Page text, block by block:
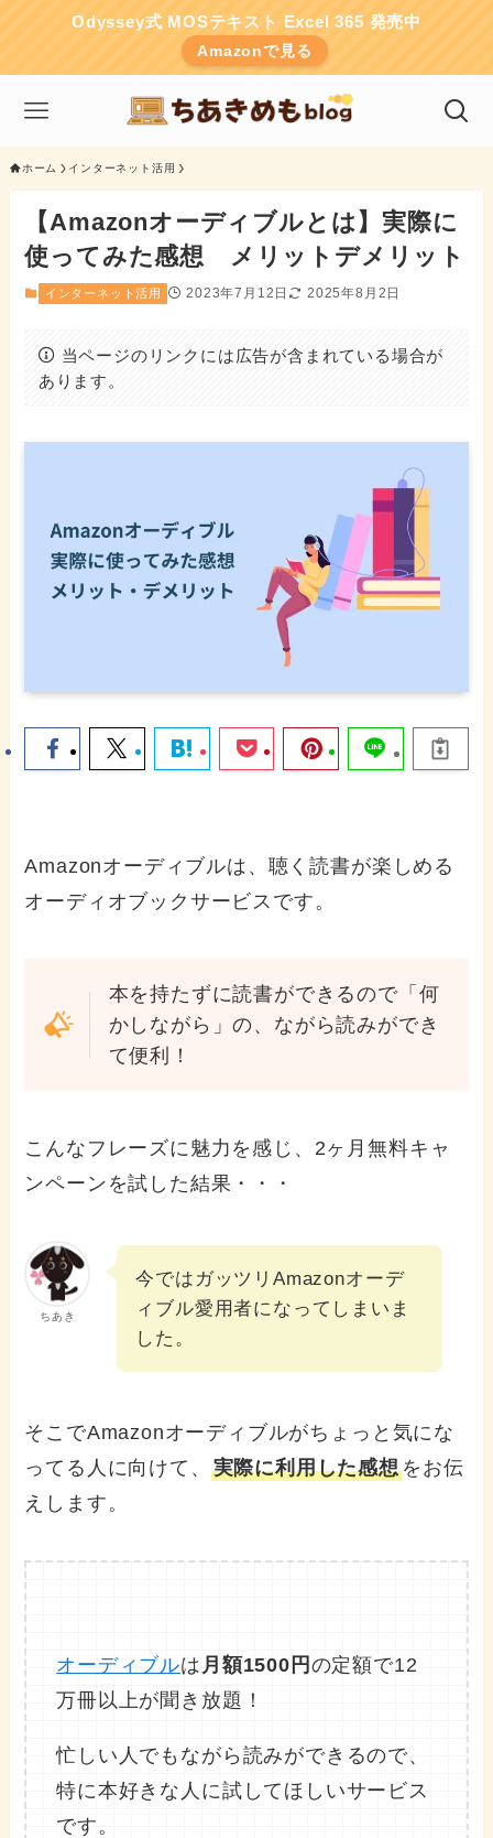
Odyssey式 MOSテキスト Excel 365 発売中
Amazonで見る
ホーム インターネット活用
【Amazonオーディブルとは】実際に
使ってみた感想 メリットデメリット
インターネット活用 2023年7月12日 2025年8月2日
当ページのリンクには広告が含まれている場合が
あります。
Amazonオーディブルは、聴く読書が楽しめる
オーディオブックサービスです。
本を持たずに読書ができるので「何
かしながら」の、ながら読みができ
て便利！
こんなフレーズに魅力を感じ、2ヶ月無料キャ
ンペーンを試した結果・・・
ちあき
今ではガッツリAmazonオーデ
ィブル愛用者になってしまいま
した。
そこでAmazonオーディブルがちょっと気にな
ってる人に向けて、 実際に利用した感想をお伝
えします。
オーディブルは 月額1500円 の定額で12
万冊以上が聞き放題！
忙しい人でもながら読みができるので、
特に本好きな人に試してほしいサービス
です。